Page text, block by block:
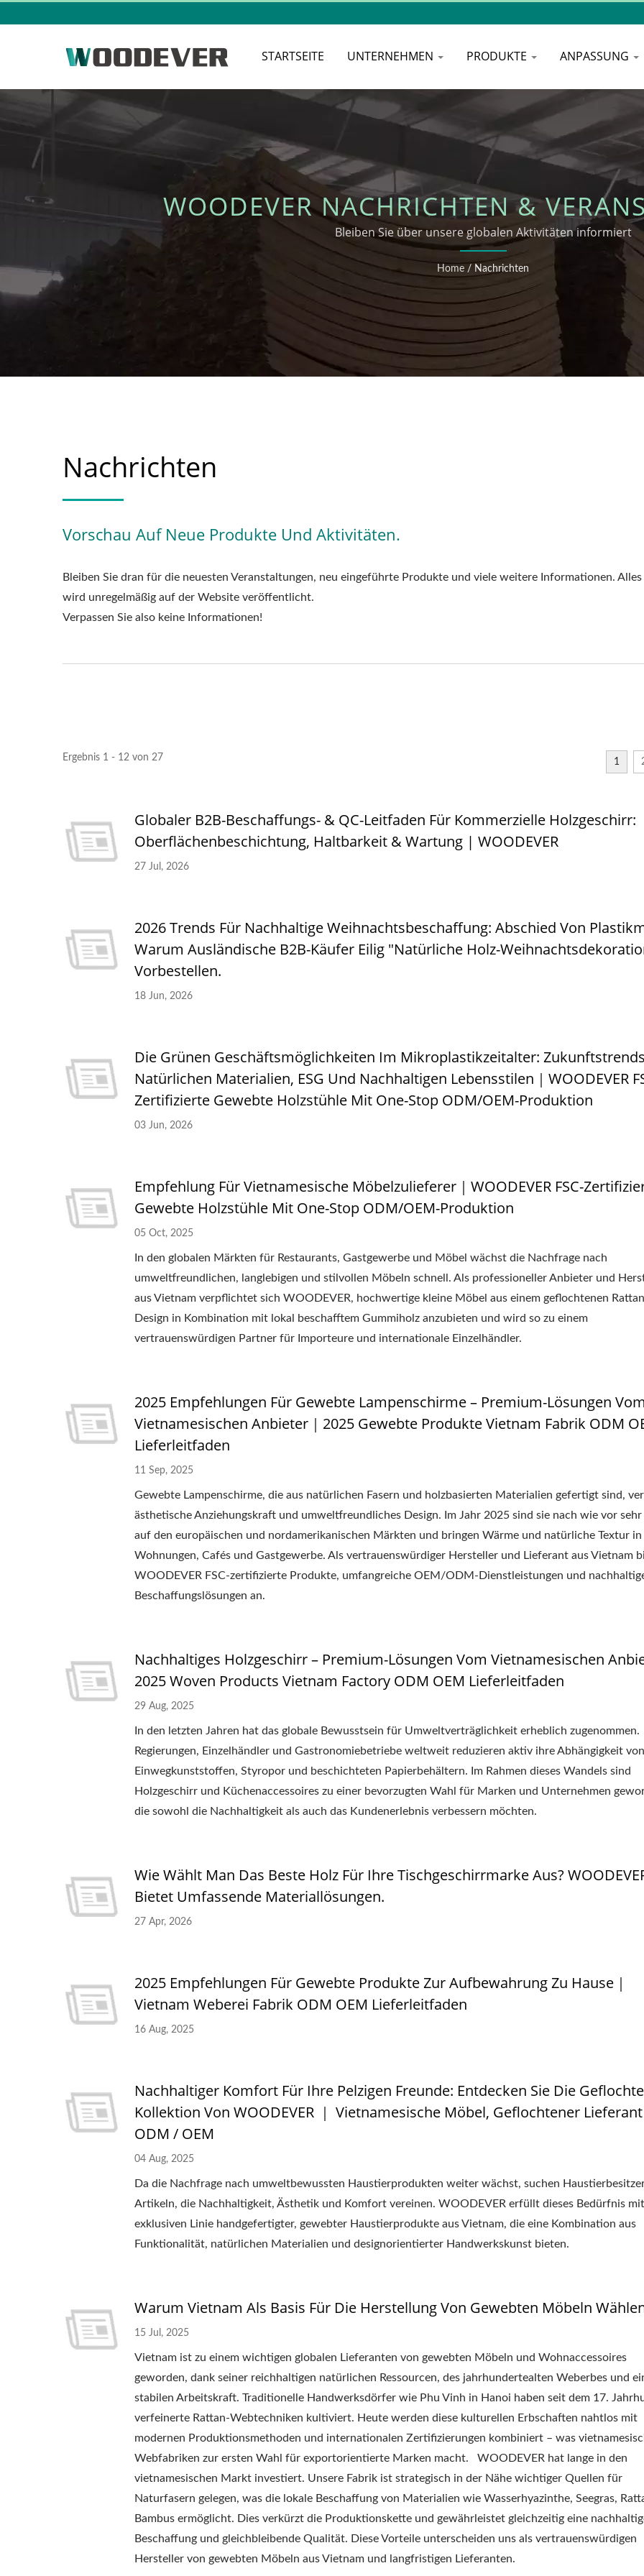
STARTSEITE UNTERNEHMEN PRODUKTE ANPASSUNG
WOODEVER NACHRICHTEN &
Bleiben Sie über unsere globalen Aktivitäten informiert
Home / Nachrichten
Nachrichten
Vorschau Auf Neue Produkte Und Aktivitäten.
Bleiben Sie dran für die neuesten Veranstaltungen, neu eingeführte Produkte und viele weitere Informationen. Alles
wird unregelmäßig auf der Website veröffentlicht.
Verpassen Sie also keine Informationen!
Ergebnis 1 - 12 von 27 1
Globaler B2B-Beschaffungs- & QC-Leitfaden Für Kommerzielle Holzgeschirr:
Oberflächenbeschichtung, Haltbarkeit & Wartung | WOODEVER
27 Jul, 2026
2026 Trends Für Nachhaltige Weihnachtsbeschaffung: Abschied Von
Warum Ausländische B2B-Käufer Eilig "Natürliche Holz-
Vorbestellen.
18 Jun, 2026
Die Grünen Geschäftsmöglichkeiten Im Mikroplastikzeitalter:
Natürlichen Materialien, ESG Und Nachhaltigen Lebensstilen｜WOODEVER
Zertifizierte Gewebte Holzstühle Mit One-Stop ODM/OEM-Produktion
03 Jun, 2026
Empfehlung Für Vietnamesische Möbelzulieferer｜WOODEVER FSC-
Gewebte Holzstühle Mit One-Stop ODM/OEM-Produktion
05 Oct, 2025
In den globalen Märkten für Restaurants, Gastgewerbe und Möbel wächst die Nachfrage nach
umweltfreundlichen, langlebigen und stilvollen Möbeln schnell. Als professioneller Anbieter und
aus Vietnam verpflichtet sich WOODEVER, hochwertige kleine Möbel aus einem geflochtenen
Design in Kombination mit lokal beschafftem Gummiholz anzubieten und wird so zu einem
vertrauenswürdigen Partner für Importeure und internationale Einzelhändler.
2025 Empfehlungen Für Gewebte Lampenschirme – Premium-Lösungen Vom
Vietnamesischen Anbieter｜2025 Gewebte Produkte Vietnam Fabrik ODM
Lieferleitfaden
11 Sep, 2025
Gewebte Lampenschirme, die aus natürlichen Fasern und holzbasierten Materialien gefertigt sind,
ästhetische Anziehungskraft und umweltfreundliches Design. Im Jahr 2025 sind sie nach wie vor
auf den europäischen und nordamerikanischen Märkten und bringen Wärme und natürliche Textur in
Wohnungen, Cafés und Gastgewerbe. Als vertrauenswürdiger Hersteller und Lieferant aus Vietnam
WOODEVER FSC-zertifizierte Produkte, umfangreiche OEM/ODM-Dienstleistungen und
Beschaffungslösungen an.
Nachhaltiges Holzgeschirr – Premium-Lösungen Vom Vietnamesischen
2025 Woven Products Vietnam Factory ODM OEM Lieferleitfaden
29 Aug, 2025
In den letzten Jahren hat das globale Bewusstsein für Umweltverträglichkeit erheblich zugenommen.
Regierungen, Einzelhändler und Gastronomiebetriebe weltweit reduzieren aktiv ihre Abhängigkeit von
Einwegkunststoffen, Styropor und beschichteten Papierbehältern. Im Rahmen dieses Wandels sind
Holzgeschirr und Küchenaccessoires zu einer bevorzugten Wahl für Marken und Unternehmen
die sowohl die Nachhaltigkeit als auch das Kundenerlebnis verbessern möchten.
Wie Wählt Man Das Beste Holz Für Ihre Tischgeschirrmarke Aus?
Bietet Umfassende Materiallösungen.
27 Apr, 2026
2025 Empfehlungen Für Gewebte Produkte Zur Aufbewahrung Zu Hause｜
Vietnam Weberei Fabrik ODM OEM Lieferleitfaden
16 Aug, 2025
Nachhaltiger Komfort Für Ihre Pelzigen Freunde: Entdecken Sie Die
Kollektion Von WOODEVER ｜ Vietnamesische Möbel, Geflochtener Lieferant
ODM / OEM
04 Aug, 2025
Da die Nachfrage nach umweltbewussten Haustierprodukten weiter wächst, suchen
Artikeln, die Nachhaltigkeit, Ästhetik und Komfort vereinen. WOODEVER erfüllt dieses Bedürfnis
exklusiven Linie handgefertigter, gewebter Haustierprodukte aus Vietnam, die eine Kombination aus
Funktionalität, natürlichen Materialien und designorientierter Handwerkskunst bieten.
Warum Vietnam Als Basis Für Die Herstellung Von Gewebten Möbeln
15 Jul, 2025
Vietnam ist zu einem wichtigen globalen Lieferanten von gewebten Möbeln und Wohnaccessoires
geworden, dank seiner reichhaltigen natürlichen Ressourcen, des jahrhundertealten Weberbes und
stabilen Arbeitskraft. Traditionelle Handwerksdörfer wie Phu Vinh in Hanoi haben seit dem 17.
verfeinerte Rattan-Webtechniken kultiviert. Heute werden diese kulturellen Erbschaften nahtlos mit
modernen Produktionsmethoden und internationalen Zertifizierungen kombiniert – was
Webfabriken zur ersten Wahl für exportorientierte Marken macht. WOODEVER hat lange in den
vietnamesischen Markt investiert. Unsere Fabrik ist strategisch in der Nähe wichtiger Quellen für
Naturfasern gelegen, was die lokale Beschaffung von Materialien wie Wasserhyazinthe, Seegras,
Bambus ermöglicht. Dies verkürzt die Produktionskette und gewährleistet gleichzeitig eine
Beschaffung und gleichbleibende Qualität. Diese Vorteile unterscheiden uns als vertrauenswürdigen
Hersteller von gewebten Möbeln aus Vietnam und langfristigen Lieferanten.